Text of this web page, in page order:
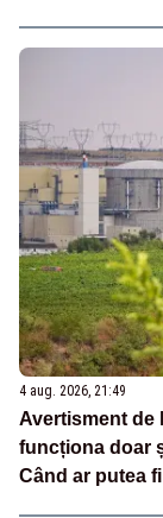
4 aug. 2026, 21:49
Avertisment de
funcționa doar
Când ar putea